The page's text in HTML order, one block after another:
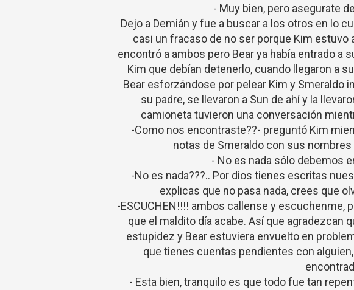
- Muy bien, pero asegurate
Dejo a Demián y fue a buscar a los otros en lo
casi un fracaso de no ser porque Kim estuvo
encontró a ambos pero Bear ya había entrado a
Kim que debían detenerlo, cuando llegaron a
Bear esforzándose por pelear Kim y Smeraldo
su padre, se llevaron a Sun de ahí y la
camioneta tuvieron una conversación
-Como nos encontraste??- preguntó Kim
notas de Smeraldo con sus
- No es nada sólo debemos
-No es nada???.. Por dios tienes escritas
explicas que no pasa nada, crees que
-ESCUCHEN!!!! ambos callense y escuchenme,
que el maldito día acabe. Así que agradezcan
estupidez y Bear estuviera envuelto en
que tienes cuentas pendientes con
- Esta bien, tranquilo es que todo fue tan